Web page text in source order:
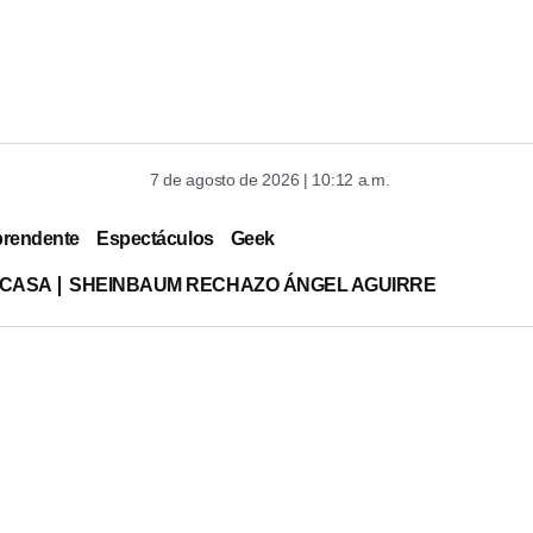
7 de agosto de 2026 | 10:12 a.m.
Espectáculos Geek
SHEINBAUM RECHAZO ÁNGEL AGUIRRE